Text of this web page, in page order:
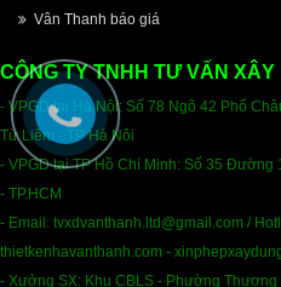
Vân Thanh báo giá
CÔNG TY TNHH TƯ VẤN
- VPGD tại Hà Nội: Số 78 Ngõ 42 Phố
Từ Liêm - TP Hà Nôi
- VPGD tại TP Hồ Chí Minh: Số 35
- TP.HCM
- Email: tvxdvanthanh.ltd@gmail.com /
thietkenhavanthanh.com -
- Xưởng SX: Khu CBLS - Phường Thượng